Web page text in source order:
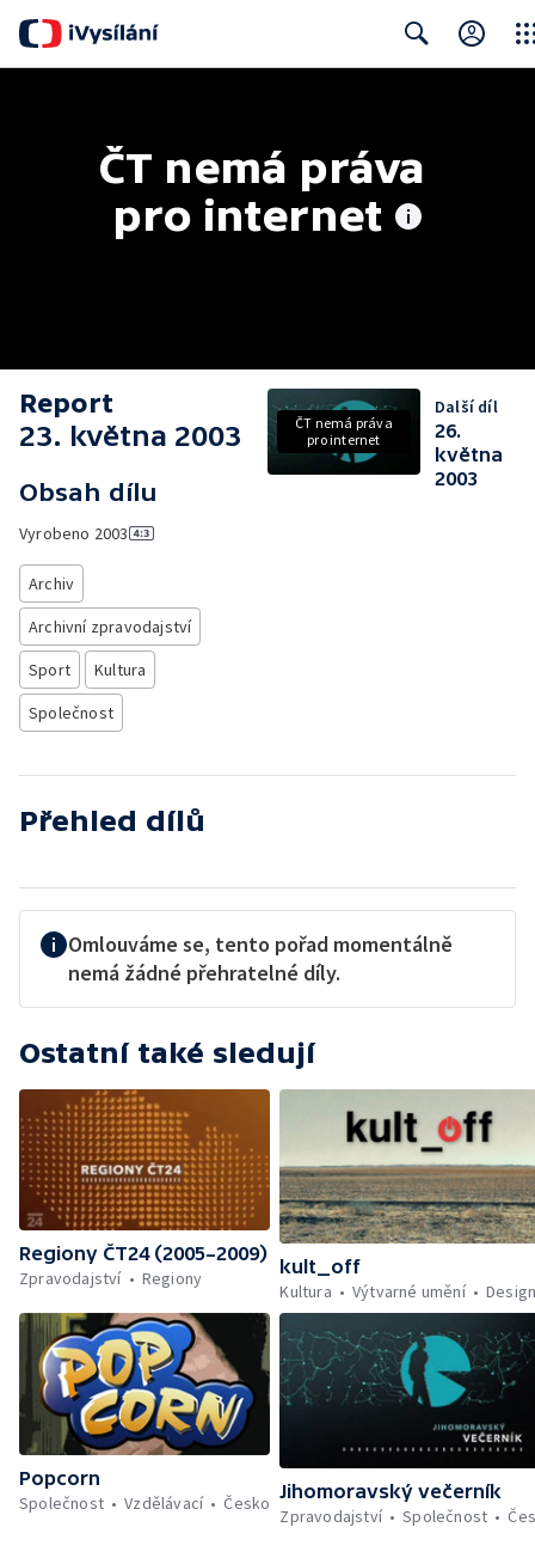
ČT nemá práva
pro internet
Report
23. května 2003
Obsah dílu
Vyrobeno 2003
Archiv
Archivní zpravodajství
Sport
Kultura
Společnost
ČT nemá práva
pro internet
Další díl
26.
května
2003
Přehled dílů
Omlouváme se, tento pořad momentálně
nemá žádné přehratelné díly.
Ostatní také sledují
Regiony ČT24 (2005–2009)
Zpravodajství
Regiony
kult_off
Kultura
Výtvarné umění
Popcorn
Společnost
Vzdělávací Česko
Jihomoravský večerník
Zpravodajství
Společnost